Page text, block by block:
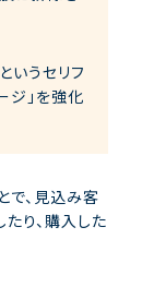
いうセリフ
ジ」を強化
、見込み客
り、購入した